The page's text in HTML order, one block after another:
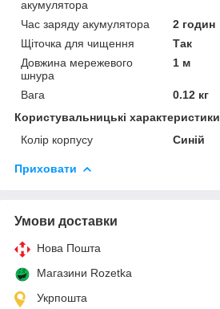
акумулятора
Час заряду акумулятора
2 годин
Щіточка для чищення
Так
Довжина мережевого
шнура
1 м
Вага
0.12 кг
Користувальницькі характеристики
Колір корпусу
Синій
Приховати
Умови доставки
Нова Пошта
Магазини Rozetka
Укрпошта